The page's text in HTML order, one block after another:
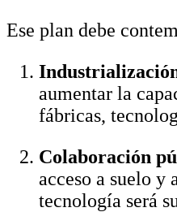
Ese plan debe
aumentar la
fábricas,
Colaboración
acceso a suelo y
tecnología será